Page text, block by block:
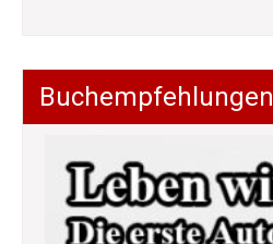
Buchempfehlungen